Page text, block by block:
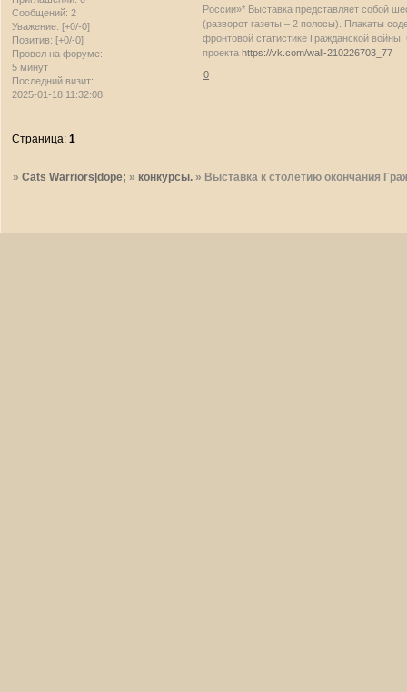
Сообщений: 2
Уважение: [+0/-0]
Позитив: [+0/-0]
Провел на форуме:
5 минут
Последний визит:
2025-01-18 11:32:08
России»* Выставка представляет собой
(разворот газеты – 2 полосы). Плакаты
фронтовой статистике Гражданской
проекта https://vk.com/wall-210226703_77
0
Страница:1
»Cats Warriors|dope; » конкурсы. » Выставка к столетию окончания